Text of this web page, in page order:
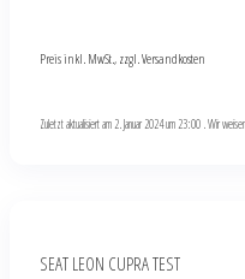
Preis inkl. MwSt., zzgl. Versandkosten
Zuletzt aktualisiert am 2. Januar 2024 um 23:00 . Wir
SEAT LEON CUPRA TEST